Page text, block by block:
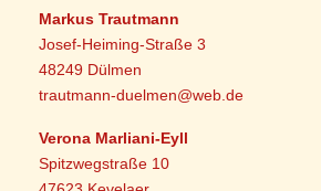
Markus Trautmann
Josef-Heiming-Straße 3
48249 Dülmen
trautmann-duelmen@web.de
Verona Marliani-Eyll
Spitzwegstraße 10